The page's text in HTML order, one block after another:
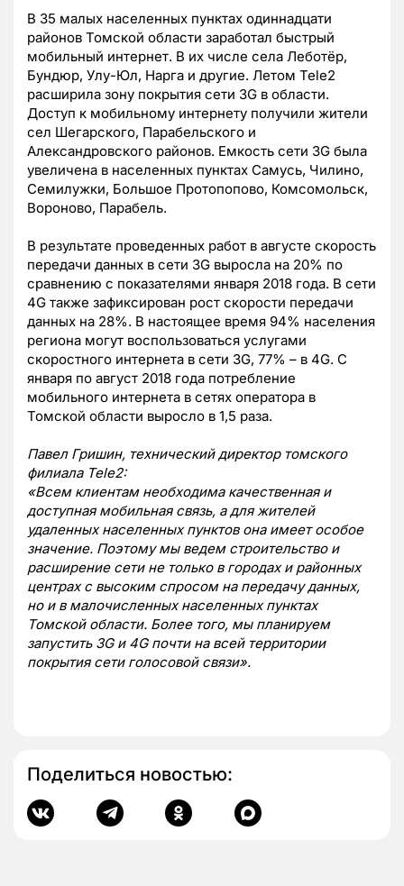
В 35 малых населенных пунктах одиннадцати
районов Томской области заработал быстрый
мобильный интернет. В их числе села Леботёр,
Бундюр, Улу-Юл, Нарга и другие. Летом Tele2
расширила зону покрытия сети 3G в области.
Доступ к мобильному интернету получили жители
сел Шегарского, Парабельского и
Александровского районов. Емкость сети 3G была
увеличена в населенных пунктах Самусь, Чилино,
Семилужки, Большое Протопопово, Комсомольск,
Вороново, Парабель.
В результате проведенных работ в августе скорость
передачи данных в сети 3G выросла на 20% по
сравнению с показателями января 2018 года. В сети
4G также зафиксирован рост скорости передачи
данных на 28%. В настоящее время 94% населения
региона могут воспользоваться услугами
скоростного интернета в сети 3G, 77% – в 4G. С
января по август 2018 года потребление
мобильного интернета в сетях оператора в
Томской области выросло в 1,5 раза.
Павел Гришин, технический директор томского
филиала Tele2:
«Всем клиентам необходима качественная и
доступная мобильная связь, а для жителей
удаленных населенных пунктов она имеет особое
значение. Поэтому мы ведем строительство и
расширение сети не только в городах и районных
центрах с высоким спросом на передачу данных,
но и в малочисленных населенных пунктах
Томской области. Более того, мы планируем
запустить 3G и 4G почти на всей территории
покрытия сети голосовой связи».
Поделиться новостью: